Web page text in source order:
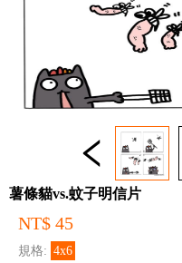
薯條貓vs.蚊子明信片
NT$ 45
規格: 4x6